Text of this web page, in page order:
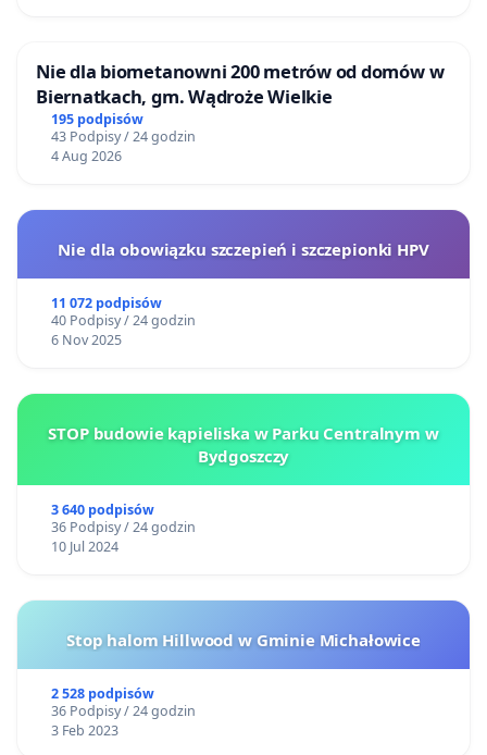
Nie dla biometanowni 200 metrów od domów w
Biernatkach, gm. Wądroże Wielkie
195 podpisów
43 Podpisy / 24 godzin
4 Aug 2026
Nie dla obowiązku szczepień i szczepionki HPV
11 072 podpisów
40 Podpisy / 24 godzin
6 Nov 2025
STOP budowie kąpieliska w Parku Centralnym w
Bydgoszczy
3 640 podpisów
36 Podpisy / 24 godzin
10 Jul 2024
Stop halom Hillwood w Gminie Michałowice
2 528 podpisów
36 Podpisy / 24 godzin
3 Feb 2023